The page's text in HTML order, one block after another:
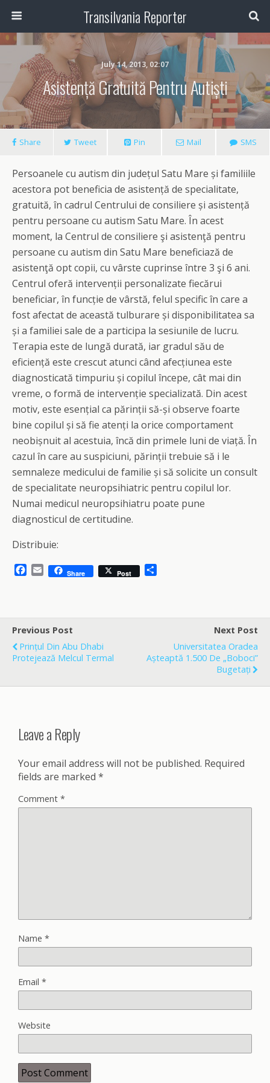
Transilvania Reporter
July 14, 2013, 02:07
Asistență Gratuită Pentru Autiști
Share Tweet Pin Mail SMS
Persoanele cu autism din județul Satu Mare și familiile
acestora pot beneficia de asistență de specialitate,
gratuită, în cadrul Centrului de consiliere și asistență
pentru persoane cu autism Satu Mare. În acest
moment, la Centrul de consiliere şi asistenţă pentru
persoane cu autism din Satu Mare beneficiază de
asistenţă opt copii, cu vârste cuprinse între 3 şi 6 ani.
Centrul oferă intervenții personalizate fiecărui
beneficiar, în funcție de vârstă, felul specific în care a
fost afectat de această tulburare și disponibilitatea sa
și a familiei sale de a participa la sesiunile de lucru.
Terapia este de lungă durată, iar gradul său de
eficiență este crescut atunci când afecțiunea este
diagnosticată timpuriu și copilul începe, cât mai din
vreme, o formă de intervenție specializată. Din acest
motiv, este esențial ca părinții să-și observe foarte
bine copilul și să fie atenți la orice comportament
neobișnuit al acestuia, încă din primele luni de viață. În
cazul în care au suspiciuni, părinții trebuie să i le
semnaleze medicului de familie și să solicite un consult
de specialitate neuropsihiatric pentru copilul lor.
Numai medicul neuropsihiatru poate pune
diagnosticul de certitudine.
Distribuie:
b
o
o
k
E
l
Share Post
e
Previous Post
Prințul Din Abu Dhabi
Protejează Melcul Termal
Next Post
Universitatea Oradea
Așteaptă 1.500 De „boboci”
Bugetați
Leave a Reply
Your email address will not be published. Required
fields are marked *
Comment *
Name *
Email *
Website